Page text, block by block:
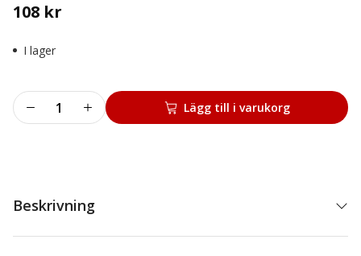
108 kr
I lager
Ventil
TR413
Lägg till i varukorg
Beskrivning